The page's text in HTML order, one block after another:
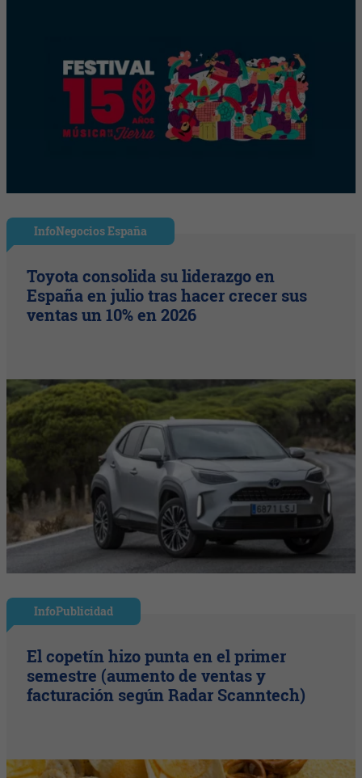
InfoNegocios España
Toyota consolida su liderazgo en
España en julio tras hacer crecer sus
ventas un 10% en 2026
InfoPublicidad
El copetín hizo punta en el primer
semestre (aumento de ventas y
facturación según Radar Scanntech)